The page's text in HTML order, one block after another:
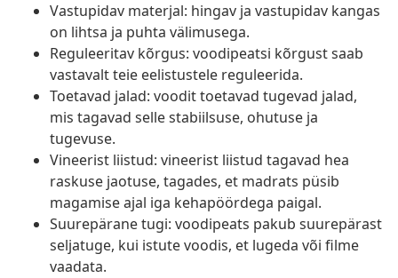
Vastupidav materjal: hingav ja vastupidav kangas
on lihtsa ja puhta välimusega.
Reguleeritav kõrgus: voodipeatsi kõrgust saab
vastavalt teie eelistustele reguleerida.
Toetavad jalad: voodit toetavad tugevad jalad,
mis tagavad selle stabiilsuse, ohutuse ja
tugevuse.
Vineerist liistud: vineerist liistud tagavad hea
raskuse jaotuse, tagades, et madrats püsib
magamise ajal iga kehapöördega paigal.
Suurepärane tugi: voodipeats pakub suurepärast
seljatuge, kui istute voodis, et lugeda või filme
vaadata.